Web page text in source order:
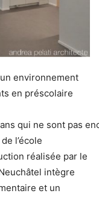
environnement
en préscolaire
qui ne sont pas
l’école
réalisée par le
intègre
et un